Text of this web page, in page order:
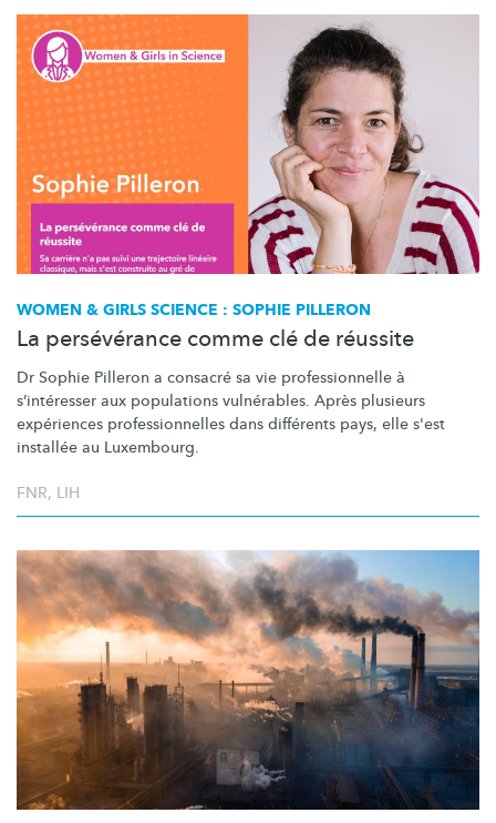
WOMEN & GIRLS SCIENCE : SOPHIE PILLERON
La persévérance comme clé de réussite
Dr Sophie Pilleron a consacré sa vie professionnelle à
s’intéresser aux populations vulnérables. Après plusieurs
expériences professionnelles dans différents pays, elle s'est
installée au Luxembourg.
FNR, LIH